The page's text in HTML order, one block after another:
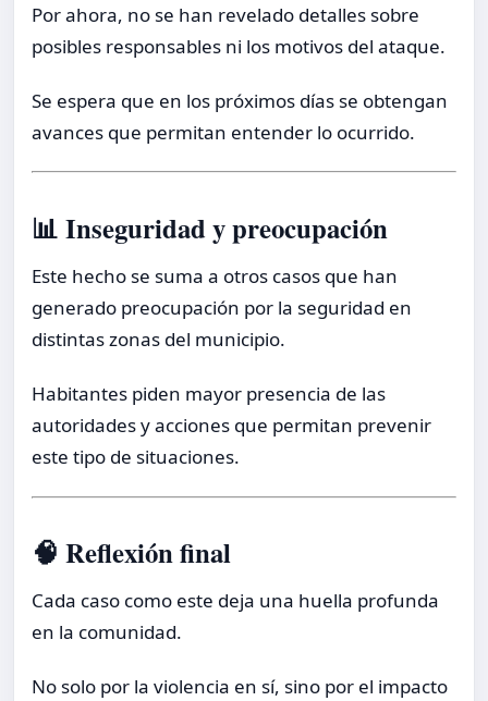
Por ahora, no se han revelado detalles sobre
posibles responsables ni los motivos del ataque.
Se espera que en los próximos días se obtengan
avances que permitan entender lo ocurrido.
📊 Inseguridad y preocupación
Este hecho se suma a otros casos que han
generado preocupación por la seguridad en
distintas zonas del municipio.
Habitantes piden mayor presencia de las
autoridades y acciones que permitan prevenir
este tipo de situaciones.
🧠 Reflexión final
Cada caso como este deja una huella profunda
en la comunidad.
No solo por la violencia en sí, sino por el impacto